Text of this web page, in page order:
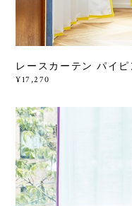
レースカーテン パイ
¥17,270